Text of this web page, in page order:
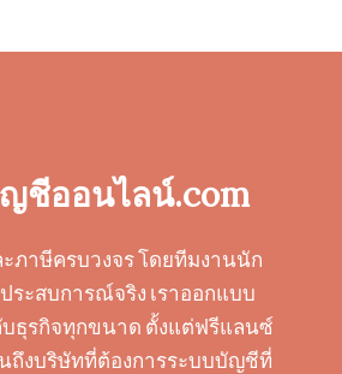
ชีออนไลน์.com
ภาษีครบวงจร โดยทีมงานนัก
ะสบการณ์จริง เราออกแบบ
บธุรกิจทุกขนาด ตั้งแต่ฟรีแลนซ์
นถึงบริษัทที่ต้องการระบบบัญชีที่